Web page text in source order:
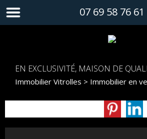
07 69 58 76 61
EN EXCLUSIVITÉ, MAISON DE
Immobilier Vitrolles > Immobilier en